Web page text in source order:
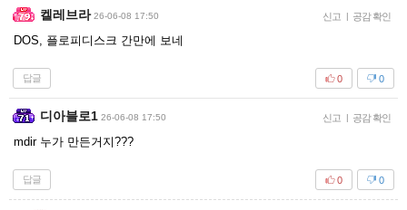
켈레브라 26-06-08 17:50 신고 | 공감 확인
DOS, 플로피디스크 간만에 보네
답글 0
0
디아블로1 26-06-08 17:50 신고 | 공감 확인
mdir 누가 만든거지???
답글 0
0